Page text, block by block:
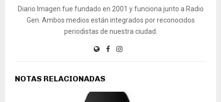
Diario Imagen fue fundado en 2001 y funciona junto a Radio
Gen. Ambos medios están integrados por reconocidos
periodistas de nuestra ciudad.
NOTAS RELACIONADAS